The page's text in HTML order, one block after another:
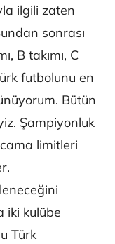
ilgili zaten
sonrası
B takımı, C
futbolunu en
Bütün
Şampiyonluk
limitleri
iki kulübe
Türk